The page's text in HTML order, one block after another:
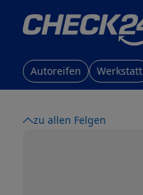
Autoreifen Werkstatt
zu allen Felgen